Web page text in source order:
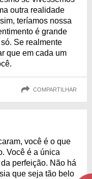
outra realidade
teríamos nossa
é grande
Se realmente
que em cada um
COMPARTILHAR
você é o que
Você é a única
perfeição. Não há
que seja tão belo